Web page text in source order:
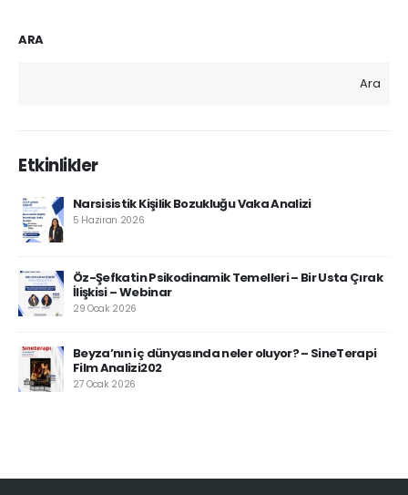
ARA
Ara
Etkinlikler
Narsisistik Kişilik Bozukluğu Vaka Analizi
5 Haziran 2026
Öz-Şefkatin Psikodinamik Temelleri – Bir Usta Çırak
İlişkisi – Webinar
29 Ocak 2026
Beyza’nın iç dünyasında neler oluyor? – SineTerapi
Film Analizi202
27 Ocak 2026